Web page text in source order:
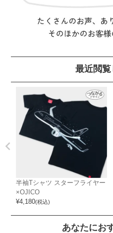
最近閲
半袖Tシャツ スターフライヤー
×OJICO
¥4,180(税込)
あなたにお